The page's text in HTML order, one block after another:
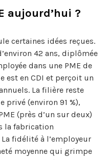
aujourd’hui ?
certaines idées reçues.
42 ans, diplômée
dans une PME de
est en CDI et perçoit un
La filière reste
privé (environ 91 %),
(près d’un sur deux)
la fabrication
fidélité à l’employeur
moyenne qui grimpe